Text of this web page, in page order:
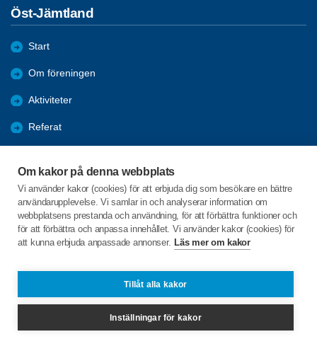
Om kakor på denna webbplats
Vi använder kakor (cookies) för att erbjuda dig som besökare en bättre
användarupplevelse. Vi samlar in och analyserar information om
webbplatsens prestanda och användning, för att förbättra funktioner och
för att förbättra och anpassa innehållet. Vi använder kakor (cookies) för
att kunna erbjuda anpassade annonser. Läs mer om kakor
Tillåt alla kakor
Inställningar för kakor
Öst-Jämtland
Start
Om föreningen
Aktiviteter
Referat
Förmåner
Bli medlem
C/o:Astrid Nylén
ost-jamtland@spfseniorerna.se